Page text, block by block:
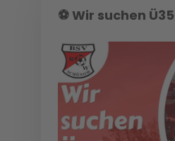
⚽️ Wir suchen